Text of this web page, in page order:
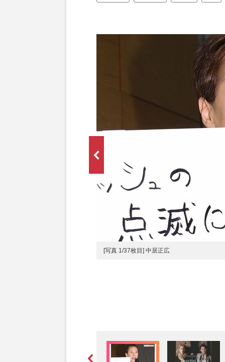
[写真 1/37枚目] 中居正広